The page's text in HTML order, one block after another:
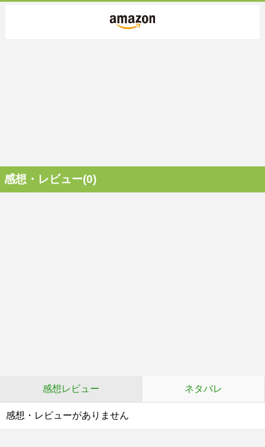
感想・レビュー(0)
感想レビュー ネタバレ
感想・レビューがありません